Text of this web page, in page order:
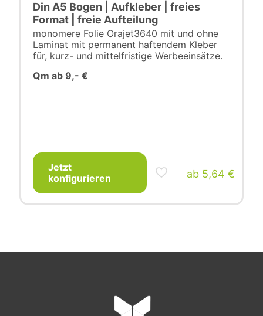
Din A5 Bogen | Aufkleber | freies
Format | freie Aufteilung
monomere Folie Orajet3640 mit und ohne
Laminat mit permanent haftendem Kleber
für, kurz- und mittelfristige Werbeeinsätze.
Qm ab 9,- €
ab 5,64 €
Jetzt
konfigurieren